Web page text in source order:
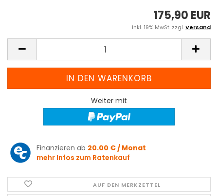
175,90 EUR
inkl. 19% MwSt. zzgl.Versand
Weiter mit
Finanzieren ab 20.00 € / Monat
mehr Infos zum Ratenkauf
AUF DEN MERKZETTEL